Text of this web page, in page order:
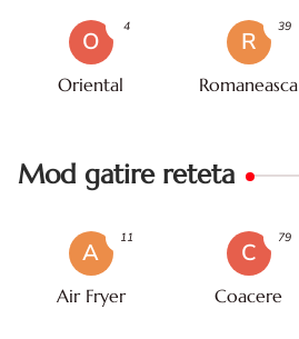
O
Oriental
4
R
Romaneasca
39
Mod gatire reteta
A
Air Fryer
11
C
Coacere
79